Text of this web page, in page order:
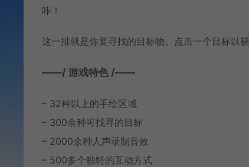
咔！
这一排就是你要寻找的目标物。点击一个目标以
——/ 游戏特色 /——
– 32种以上的手绘区域
– 300余种可找寻的目标
– 2000余种人声录制音效
– 500多个独特的互动方式